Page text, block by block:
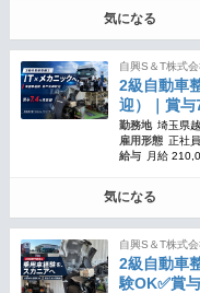
気になる
自興S＆T株式
2級自動車
迎）｜賞
勤務地 埼玉県
雇用形態 正社員
給与
月給
気になる
自興S＆T株式
2級自動車
験OK✅賞